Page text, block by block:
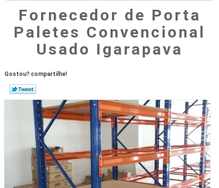
Fornecedor de Porta
Paletes Convencional
Usado Igarapava
Gostou? compartilhe!